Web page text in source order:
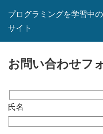
プログラミングを学習中
サイト
お問い合わせフ
氏名